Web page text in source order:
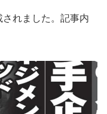
されました。記事内